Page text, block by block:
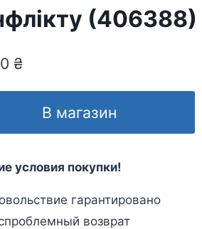
(406388)
₴
В магазин
условия покупки!
гарантировано
возврат